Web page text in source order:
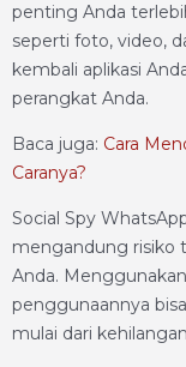
penting Anda
seperti foto, video,
kembali aplikasi
perangkat Anda.
Baca juga: Cara
Caranya?
Social Spy
mengandung risiko
Anda.
penggunaannya
mulai dari